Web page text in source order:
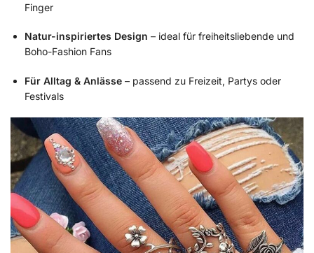
Finger
Natur-inspiriertes Design – ideal für freiheitsliebende und
Boho-Fashion Fans
Für Alltag & Anlässe – passend zu Freizeit, Partys oder
Festivals